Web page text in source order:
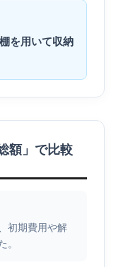
を用いて収納
額」で比較
初期費用や解
。